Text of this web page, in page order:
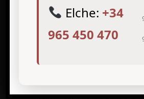
TRATAMIENTO DE
Elche: +34
965 450 470